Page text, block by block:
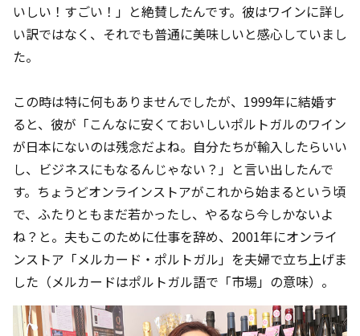
いしい！すごい！」と絶賛したんです。彼はワインに詳し
い訳ではなく、それでも普通に美味しいと感心していまし
た。
この時は特に何もありませんでしたが、1999年に結婚す
ると、彼が「こんなに安くておいしいポルトガルのワイン
が日本にないのは残念だよね。自分たちが輸入したらいい
し、ビジネスにもなるんじゃない？」と言い出したんで
す。ちょうどオンラインストアがこれから始まるという頃
で、ふたりともまだ若かったし、やるなら今しかないよ
ね？と。夫もこのために仕事を辞め、2001年にオンライ
ンストア「メルカード・ポルトガル」を夫婦で立ち上げま
した（メルカードはポルトガル語で「市場」の意味）。